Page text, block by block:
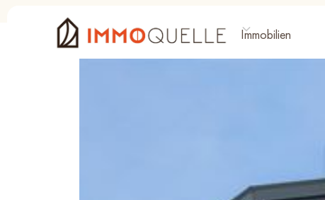
Immobilien